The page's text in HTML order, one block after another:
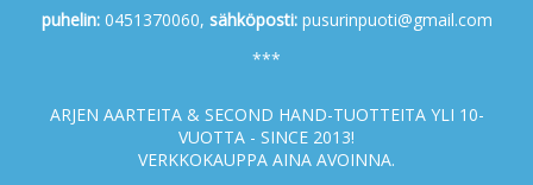
puhelin:0451370060, sähköposti:pusurinpuoti@gmail.com
***
ARJEN AARTEITA & SECOND HAND-TUOTTEITA YLI 10-
VUOTTA - SINCE 2013!
VERKKOKAUPPA AINA AVOINNA.